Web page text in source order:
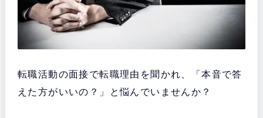
転職活動の面接で転職理由を聞かれ、「本音で答
えた方がいいの？」と悩んでいませんか？